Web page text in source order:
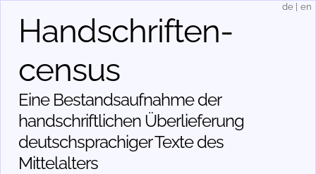
Handschriften­
census
Eine Bestandsaufnahme der
handschriftlichen Über­lieferung
deutschsprachiger Texte des
Mittelalters
de en